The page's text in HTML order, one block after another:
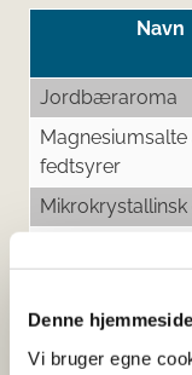
Denne
Vi bruger egne
Navn
Jordbæraroma
Magnesiumsalte
fedtsyrer
fedtsyrer
Vaniljearoma
Xylitol